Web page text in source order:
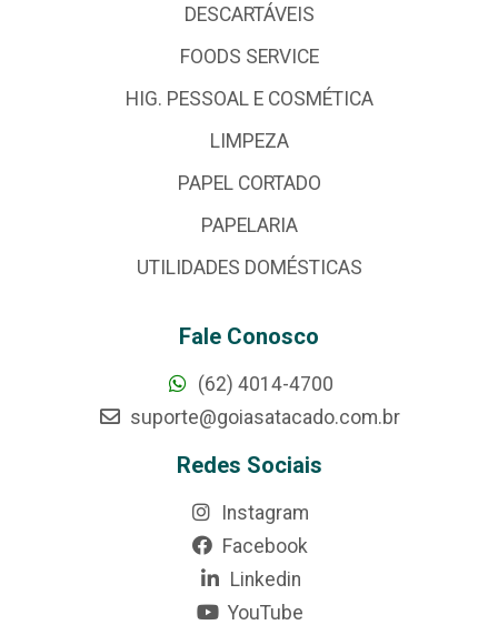
DESCARTÁVEIS
FOODS SERVICE
HIG. PESSOAL E COSMÉTICA
LIMPEZA
PAPEL CORTADO
PAPELARIA
UTILIDADES DOMÉSTICAS
Fale Conosco
(62) 4014-4700
suporte@goiasatacado.com.br
Redes Sociais
Instagram
Facebook
Linkedin
YouTube